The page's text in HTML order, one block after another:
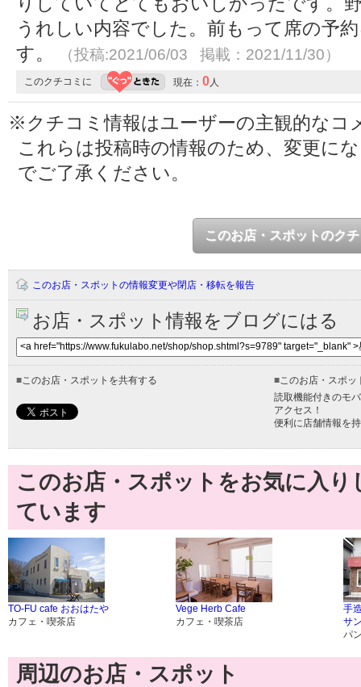
うれしい内容でした。前もって席の予
す。
（投稿:2021/06/03 掲載：2021/11/30）
このクチコミに 現在： 0 人
※クチコミ情報はユーザーの主観的なコ
これらは投稿時の情報のため、変更に
でご了承ください。
このお店・スポットのク
このお店・スポットの情報変更や閉店・移転を報告
お店・スポット情報をブログにはる
■ このお店・スポットを共有する ■ このお店・スポ
読取機能付きのモ
アクセス！
便利に店舗情報を
このお店・スポットをお気に入
ています
TO-FU cafe おおはたや
カフェ・喫茶店
Vege Herb Cafe
カフェ・喫茶店
手
サ
パ
周辺のお店・スポット